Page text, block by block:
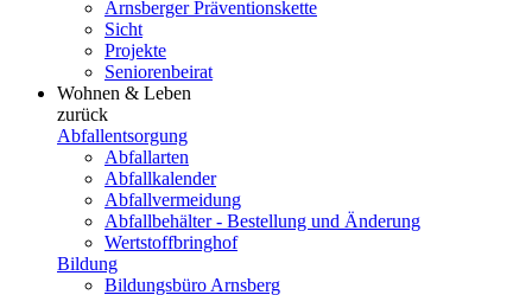
Arnsberger Präventionskette
Sicht
Projekte
Seniorenbeirat
Wohnen & Leben
zurück
Abfallentsorgung
Abfallarten
Abfallkalender
Abfallvermeidung
Abfallbehälter - Bestellung und Änderung
Wertstoffbringhof
Bildung
Bildungsbüro Arnsberg